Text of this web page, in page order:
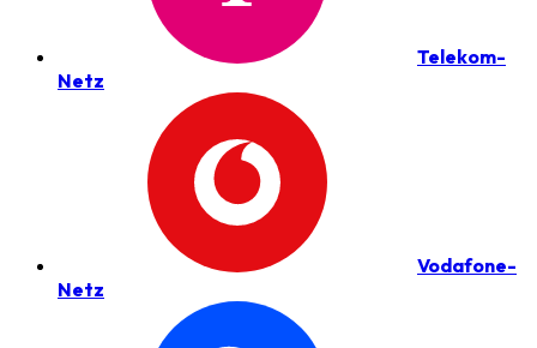
Telekom-
Netz
Vodafone-
Netz